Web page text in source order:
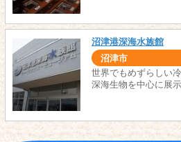
沼津港深海水族館
沼津市
世界でもめずらしい
深海生物を中心に展示